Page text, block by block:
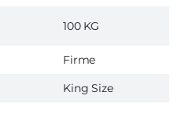
100 KG
Firme
King Size